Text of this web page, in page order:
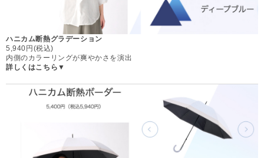
ハニカム断熱グラデーション
5,940円(税込)
内側のカラーリングが爽やかさを演出
詳しくはこちら▼